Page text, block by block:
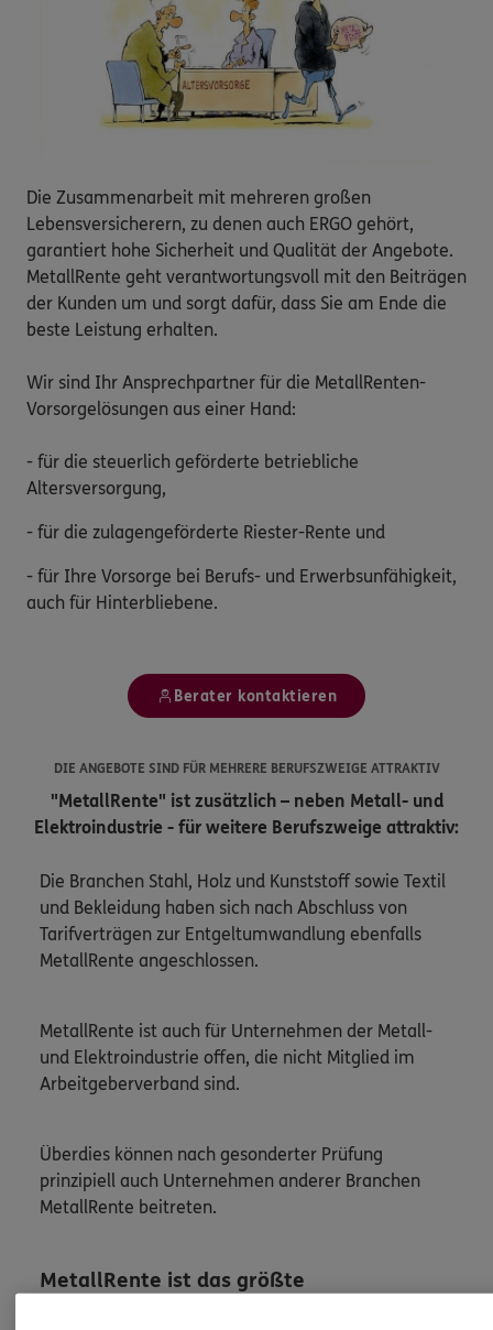
Die Zusammenarbeit mit mehreren großen
Lebensversicherern, zu denen auch ERGO gehört,
garantiert hohe Sicherheit und Qualität der Angebote.
MetallRente geht verantwortungsvoll mit den Beiträgen
der Kunden um und sorgt dafür, dass Sie am Ende die
beste Leistung erhalten.
Wir sind Ihr Ansprechpartner für die MetallRenten-
Vorsorgelösungen aus einer Hand:
- für die steuerlich geförderte betriebliche
Altersversorgung,
- für die zulagengeförderte Riester-Rente und
- für Ihre Vorsorge bei Berufs- und Erwerbsunfähigkeit,
auch für Hinterbliebene.
Berater kontaktieren
DIE ANGEBOTE SIND FÜR MEHRERE BERUFSZWEIGE ATTRAKTIV
"MetallRente" ist zusätzlich – neben Metall- und
Elektroindustrie - für weitere Berufszweige attraktiv:
Die Branchen Stahl, Holz und Kunststoﬀ sowie Textil
und Bekleidung haben sich nach Abschluss von
Tarifverträgen zur Entgeltumwandlung ebenfalls
MetallRente angeschlossen.
MetallRente ist auch für Unternehmen der Metall-
und Elektroindustrie oﬀen, die nicht Mitglied im
Arbeitgeberverband sind.
Überdies können nach gesonderter Prüfung
prinzipiell auch Unternehmen anderer Branchen
MetallRente beitreten.
MetallRente ist das größte